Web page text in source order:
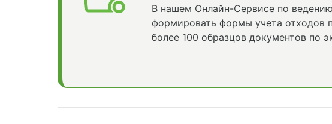
В нашем Онлайн-Сервисе по
формировать формы учета отходов
более 100 образцов документов по